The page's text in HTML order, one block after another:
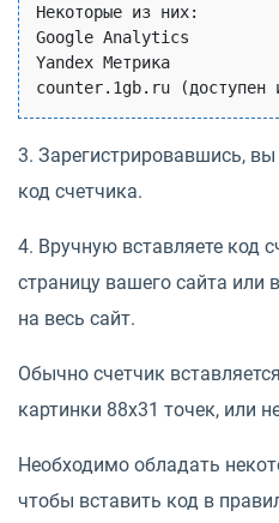
Некоторые из них:
Google Analytics
Yandex Метрика
3. Зарегистрировавшись,
код счетчика.
4. Вручную вставляете код
страницу вашего сайта
на весь сайт.
Обычно счетчик
картинки 88x31 точек, или
Необходимо обладать
чтобы вставить код в